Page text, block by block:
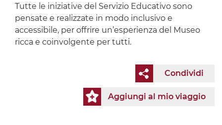
Tutte le iniziative del Servizio Educativo sono
pensate e realizzate in modo inclusivo e
accessibile, per offrire un’esperienza del Museo
ricca e coinvolgente per tutti.
Condividi
Aggiungi al mio viaggio